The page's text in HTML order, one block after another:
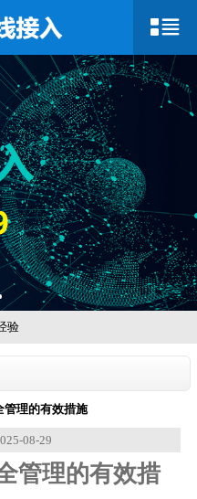
验
管理的有效措施
08-29
管理的有效措